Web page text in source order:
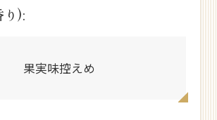
):
果実味控えめ